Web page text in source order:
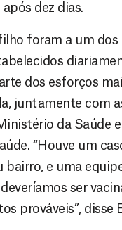
dez dias.
foram a um dos
dos esforços
juntamente com
da Saúde
“Houve um
bairro, e uma
ser
prováveis”, disse